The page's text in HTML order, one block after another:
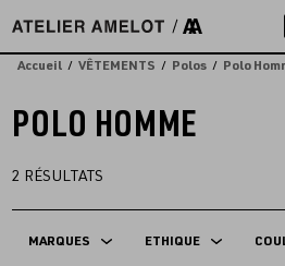
directement
auAccueil VÊTEMENTS Polos Polo
POLO HOMME
2 RÉSULTATS
MARQUES ETHIQUE